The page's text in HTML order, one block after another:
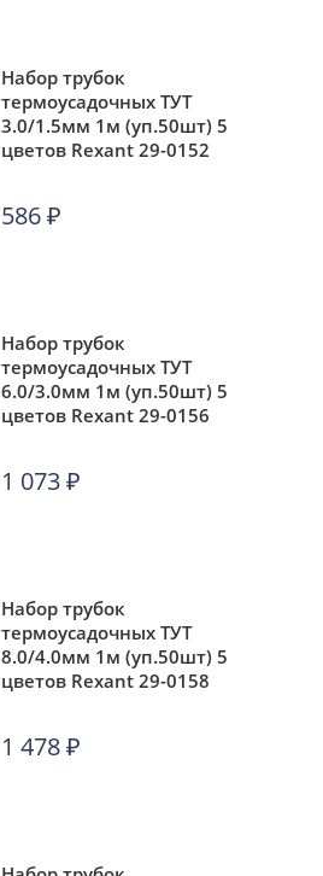
Набор трубок
термоусадочных ТУТ
3.0/1.5мм 1м (уп.50шт) 5
цветов Rexant 29-0152
586₽
Набор трубок
термоусадочных ТУТ
6.0/3.0мм 1м (уп.50шт) 5
цветов Rexant 29-0156
1 073₽
Набор трубок
термоусадочных ТУТ
8.0/4.0мм 1м (уп.50шт) 5
цветов Rexant 29-0158
1 478₽